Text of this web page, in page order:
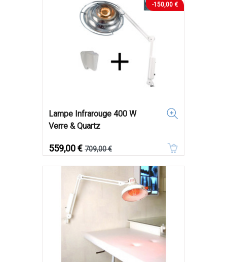
-150,00 €
Lampe Infrarouge 400 W
Verre & Quartz
Prix
559,00 € Prix de base
709,00 €